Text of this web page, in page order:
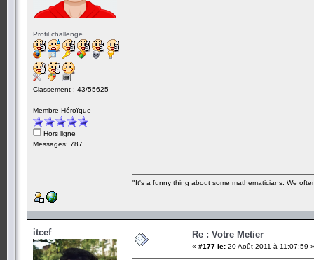
Profil challenge
Classement : 43/55625
Membre Héroïque
Hors ligne
Messages: 787
"It's a funny thing about some mathematicians. We
itcef Re : Votre Metier
« #177 le: 20 Août 2011 à 11:07:59 »